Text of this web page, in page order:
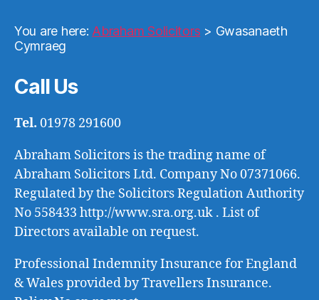
You are here: Abraham Solicitors > Gwasanaeth
Cymraeg
Call Us
Tel. 01978 291600
Abraham Solicitors is the trading name of
Abraham Solicitors Ltd. Company No 07371066.
Regulated by the Solicitors Regulation Authority
No 558433 http://www.sra.org.uk . List of
Directors available on request.
Professional Indemnity Insurance for England
& Wales provided by Travellers Insurance.